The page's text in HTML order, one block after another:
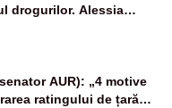
drogurilor. Alessia
magistraților
AUR): „4 motive
ratingului de țară